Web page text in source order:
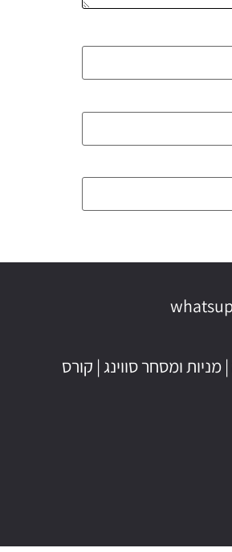
| מניות ומסחר סווינג| קורס